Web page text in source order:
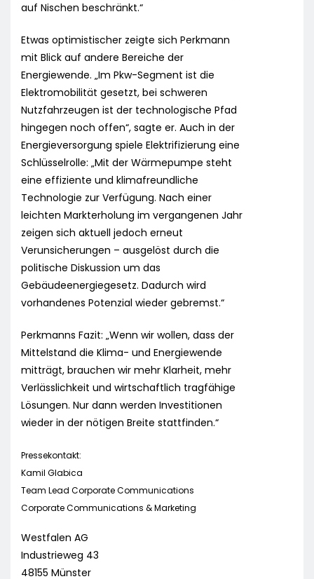
auf Nischen beschränkt.“
Etwas optimistischer zeigte sich Perkmann
mit Blick auf andere Bereiche der
Energiewende. „Im Pkw-Segment ist die
Elektromobilität gesetzt, bei schweren
Nutzfahrzeugen ist der technologische Pfad
hingegen noch offen“, sagte er. Auch in der
Energieversorgung spiele Elektrifizierung eine
Schlüsselrolle: „Mit der Wärmepumpe steht
eine effiziente und klimafreundliche
Technologie zur Verfügung. Nach einer
leichten Markterholung im vergangenen Jahr
zeigen sich aktuell jedoch erneut
Verunsicherungen – ausgelöst durch die
politische Diskussion um das
Gebäudeenergiegesetz. Dadurch wird
vorhandenes Potenzial wieder gebremst.“
Perkmanns Fazit: „Wenn wir wollen, dass der
Mittelstand die Klima- und Energiewende
mitträgt, brauchen wir mehr Klarheit, mehr
Verlässlichkeit und wirtschaftlich tragfähige
Lösungen. Nur dann werden Investitionen
wieder in der nötigen Breite stattfinden.“
Pressekontakt:
Kamil Glabica
Team Lead Corporate Communications
Corporate Communications & Marketing
Westfalen AG
Industrieweg 43
48155 Münster